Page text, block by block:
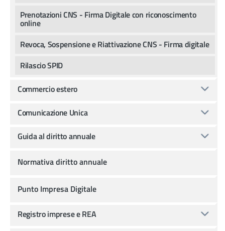
Prenotazioni CNS - Firma Digitale con riconoscimento
online
Revoca, Sospensione e Riattivazione CNS - Firma digitale
Rilascio SPID
Commercio estero
Comunicazione Unica
Guida al diritto annuale
Normativa diritto annuale
Punto Impresa Digitale
Registro imprese e REA